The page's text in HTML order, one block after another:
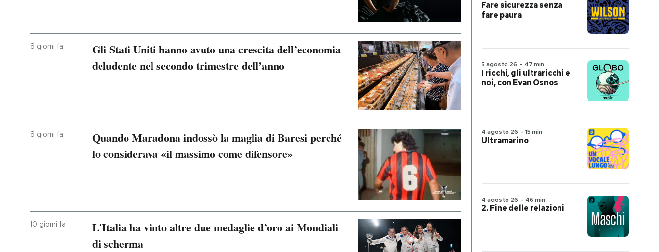
8 giorni fa
Gli Stati Uniti hanno avuto una crescita dell’economia
deludente nel secondo trimestre dell’anno
8 giorni fa
Quando Maradona indossò la maglia di Baresi perché
lo considerava «il massimo come difensore»
10 giorni fa
L’Italia ha vinto altre due medaglie d’oro ai Mondiali
di scherma
Fare sicurezza senza
fare paura
5 agosto 26 - 47 min
I ricchi, gli ultraricchi e
noi, con Evan Osnos
4 agosto 26 - 15 min
Ultramarino
4 agosto 26 - 46 min
2. Fine delle relazioni